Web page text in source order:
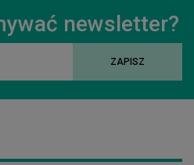
newsletter?
ZAPISZ